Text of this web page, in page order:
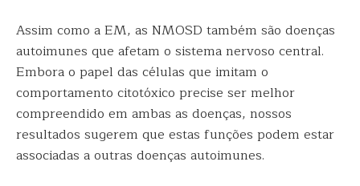
Assim como a EM, as NMOSD também são doenças
autoimunes que afetam o sistema nervoso central.
Embora o papel das células que imitam o
comportamento citotóxico precise ser melhor
compreendido em ambas as doenças, nossos
resultados sugerem que estas funções podem estar
associadas a outras doenças autoimunes.